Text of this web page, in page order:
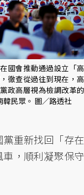
國會推動通過設立「高
徹查從過往到現在，高
政高層視為檢調改革的
民眾。 圖／路透社
重新找回「存在
，順利凝聚保守